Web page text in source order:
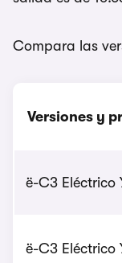
Compara las
Versiones y
ë-C3 Eléctrico
ë-C3 Eléctrico